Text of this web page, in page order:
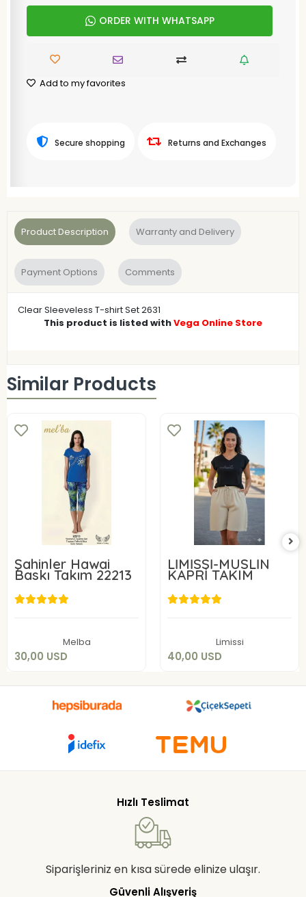
ORDER WITH WHATSAPP
Add to my favorites
Secure shopping Returns and Exchanges
Product Description Warranty and Delivery
Payment Options Comments
Clear Sleeveless T-shirt Set 2631
This product is listed withVega Online Store
Similar Products
Şahinler Hawai
Baskı Takım 22213
Melba
30,00 USD
30,00 USD
LİMİSSİ-MÜSLİN
KAPRİ TAKIM
Limissi
40,00 USD
40,00 USD
Hızlı Teslimat
Siparişleriniz en kısa sürede elinize ulaşır.
Güvenli Alışveriş